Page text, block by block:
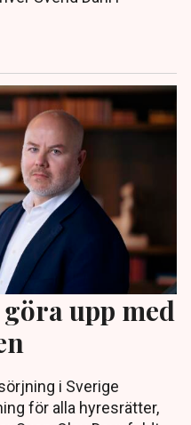
upp med
i Sverige
för alla hyresrätter,